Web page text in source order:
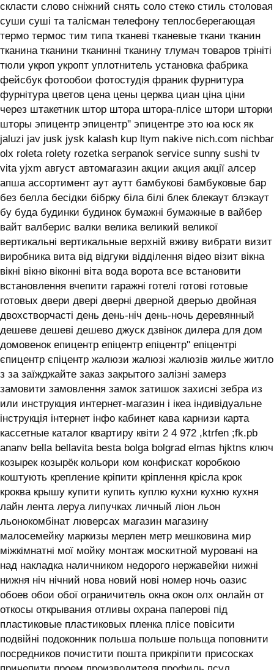
скласти слово сніжний снять соло стеко стиль столовая
суши суші та талісман телефону теплосберегающая
термо термос тим типа тканеві тканевые ткани тканин
тканина тканини тканинні тканину тлумач товаров трініті
тюли укроп укропт уплотнитель установка фабрика
фейсбук фотообои фотостудія франик фурнитура
фурнітура цветов цена цены церква циан ціна ціни
через штакетник штор штора штора-плісе штори шторки
шторы эпицентр эпицентр'' эпицентре это юа юск як
jaluzi jav jusk jysk kalash kup ltym nakive nich.com nichbar
olx roleta rolety rozetka serpanok service sunny sushi tv
vita yjxm август автомагазин акции акция акції алсер
апша ассортимент аут аутт бамбукові бамбуковые бар
без белла бесідки бібрку біла білі блек блекаут блэкаут
бу буда будинки будинок бумажні бумажные в вайбер
вайт валберис валки велика великий великої
вертикальні вертикальные верхній вживу вибрати визит
виробника вита від відгуки відділення відео візит вікна
вікні вікно віконні віта вода ворота все встановити
встановлення вчепити гаражні готелі готові готовые
готовых двери двері дверні дверной дверью двойная
двохстворчасті день день-ніч день-ночь деревянный
дешеве дешеві дешево джуск дзвінок дилера для дом
домовенок епицентр епіцентр епіцентр'' епіцентрі
єпицентр єпіцентр жалюзи жалюзі жалюзів жилье житло
з за заїжджайте заказ закрытого залізні замерз
замовити замовлення замок затишок захисні зебра из
или инструкция интернет-магазин і ікеа індивідуальне
інструкція інтернет інфо кабинет кава карнизи карта
кассетные каталог квартиру квіти 2 4 972 ,ktrfen ;fk.pb
ananv bella bellavita besta bolga bolgrad elmas hjktns ключ
козырек козырёк кольори ком конфискат коробкою
коштують крепление кріпити кріплення крісла крок
кроква крышу купити купить куплю кухни кухню кухня
лайн лента леруа липучках личный ліон льон
льонокомбінат люверсах магазин магазину
малосемейку маркизы мерлен метр мешковина мир
міжкімнатні мої мойку монтаж москитной муровані на
над накладка наличником недорого нержавейки нижні
нижня ніч нічний нова новий нові номер ночь оазис
обоев обои обої ограничитель окна окон олх онлайн от
откосы открывания отливы охрана паперові під
пластиковые пластиковых пленка плісе повісити
подвійні подоконник польша польше польща поповнити
посредников почистити пошта прикріпити присосках